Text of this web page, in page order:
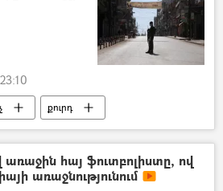
քուրդ
հայ ֆուտբոլիստը, ով
առաջնությունում